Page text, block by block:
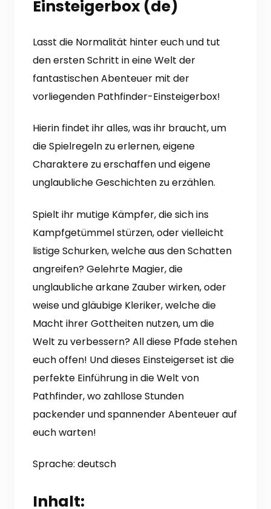
Einsteigerbox (de)
Lasst die Normalität hinter euch und tut
den ersten Schritt in eine Welt der
fantastischen Abenteuer mit der
vorliegenden Pathfinder-Einsteigerbox!
Hierin findet ihr alles, was ihr braucht, um
die Spielregeln zu erlernen, eigene
Charaktere zu erschaffen und eigene
unglaubliche Geschichten zu erzählen.
Spielt ihr mutige Kämpfer, die sich ins
Kampfgetümmel stürzen, oder vielleicht
listige Schurken, welche aus den Schatten
angreifen? Gelehrte Magier, die
unglaubliche arkane Zauber wirken, oder
weise und gläubige Kleriker, welche die
Macht ihrer Gottheiten nutzen, um die
Welt zu verbessern? All diese Pfade stehen
euch offen! Und dieses Einsteigerset ist die
perfekte Einführung in die Welt von
Pathfinder, wo zahllose Stunden
packender und spannender Abenteuer auf
euch warten!
Sprache: deutsch
Inhalt: